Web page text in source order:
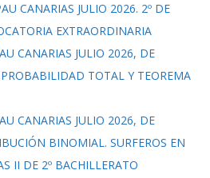
CANARIAS JULIO 2026. 2º DE
EXTRAORDINARIA
CANARIAS JULIO 2026, DE
TOTAL Y TEOREMA
CANARIAS JULIO 2026, DE
BINOMIAL. SURFEROS EN
II DE 2º BACHILLERATO